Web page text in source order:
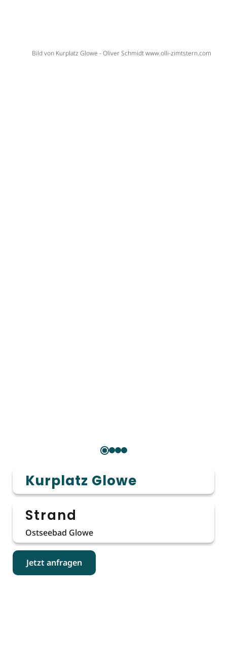
Kurplatz Glowe
Strand
Ostseebad Glowe
Jetzt anfragen
Bild von Kurplatz Glowe - Oliver Schmidt www.olli-zimtstern.com